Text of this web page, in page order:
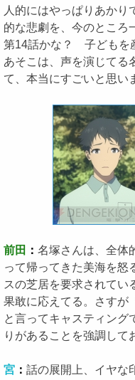
人的にはやっぱりあかり
的な悲劇を、今のところ
第14話かな？ 子どもを
あそこは、声を演じてる
て、本当にすごいと思い
前田 ： 名塚さんは、全体
って帰ってきた美海を怒
スの芝居を要求されてい
果敢に応えてる。さす
と言ってキャスティング
りがあることを強調して
宮 ： 話の展開上、イヤな